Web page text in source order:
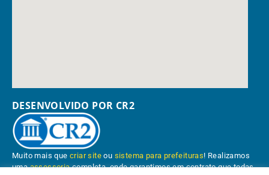
DESENVOLVIDO POR CR2
Muito mais quecriar site ou sistema para prefeituras! Realizamos
umaassessoriacompleta, onde garantimos em contrato que todas